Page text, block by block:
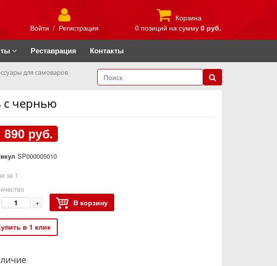
Войти / Регистрация
Корзина
0 позиций на сумму 0 руб.
Реставрация Контакты
для самоваров
с чернью
890 руб.
SP000005010
за 1
+ В корзину
в 1 клик